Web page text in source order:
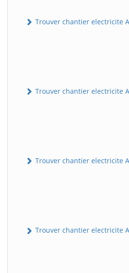
Trouver chantier electricite
Trouver chantier electricite
Trouver chantier electricite
Trouver chantier electricite